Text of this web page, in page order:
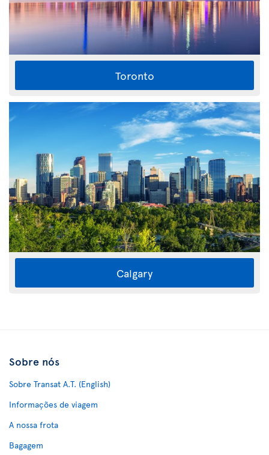
Toronto
Calgary
Sobre nós
Sobre Transat A.T. (English)
Informações de viagem
A nossa frota
Bagagem